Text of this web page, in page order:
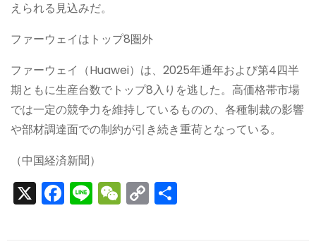
えられる見込みだ。
ファーウェイはトップ8圏外
ファーウェイ（Huawei）は、2025年通年および第4四半
期ともに生産台数でトップ8入りを逃した。高価格帯市場
では一定の競争力を維持しているものの、各種制裁の影響
や部材調達面での制約が引き続き重荷となっている。
（中国経済新聞）
X F
a
Li
n
W
e
C
o